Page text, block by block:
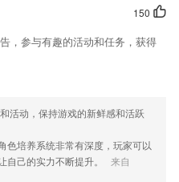
程；
喜欢这款软件，您可以到应用商店
帮助我们更好的对产品进行优化修
150
，参与有趣的活动和任务，获得
活动，保持游戏的新鲜感和活跃
色培养系统非常有深度，玩家可以
自己的实力不断提升。
来自